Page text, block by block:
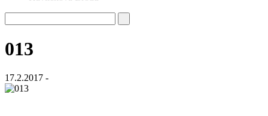
013
17.2.2017 -